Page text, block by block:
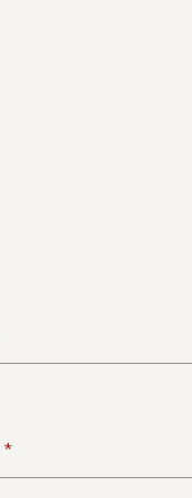
*